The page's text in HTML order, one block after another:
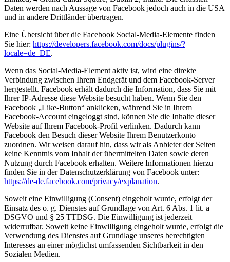
Daten werden nach Aussage von Facebook jedoch auch in die USA
und in andere Drittländer übertragen.
Eine Übersicht über die Facebook Social-Media-Elemente finden
Sie hier: https://developers.facebook.com/docs/plugins/?
locale=de_DE.
Wenn das Social-Media-Element aktiv ist, wird eine direkte
Verbindung zwischen Ihrem Endgerät und dem Facebook-Server
hergestellt. Facebook erhält dadurch die Information, dass Sie mit
Ihrer IP-Adresse diese Website besucht haben. Wenn Sie den
Facebook „Like-Button“ anklicken, während Sie in Ihrem
Facebook-Account eingeloggt sind, können Sie die Inhalte dieser
Website auf Ihrem Facebook-Profil verlinken. Dadurch kann
Facebook den Besuch dieser Website Ihrem Benutzerkonto
zuordnen. Wir weisen darauf hin, dass wir als Anbieter der Seiten
keine Kenntnis vom Inhalt der übermittelten Daten sowie deren
Nutzung durch Facebook erhalten. Weitere Informationen hierzu
finden Sie in der Datenschutzerklärung von Facebook unter:
https://de-de.facebook.com/privacy/explanation.
Soweit eine Einwilligung (Consent) eingeholt wurde, erfolgt der
Einsatz des o. g. Dienstes auf Grundlage von Art. 6 Abs. 1 lit. a
DSGVO und § 25 TTDSG. Die Einwilligung ist jederzeit
widerrufbar. Soweit keine Einwilligung eingeholt wurde, erfolgt die
Verwendung des Dienstes auf Grundlage unseres berechtigten
Interesses an einer möglichst umfassenden Sichtbarkeit in den
Sozialen Medien.